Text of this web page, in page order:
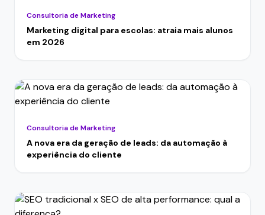
Consultoria de Marketing
Marketing digital para escolas: atraia mais alunos
em 2026
Consultoria de Marketing
A nova era da geração de leads: da automação à
experiência do cliente